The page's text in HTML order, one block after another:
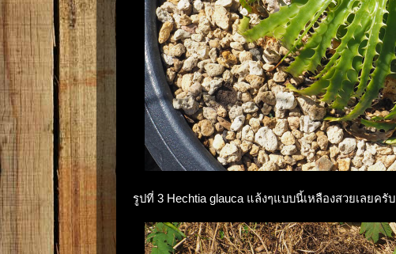
รูปที่ 3 Hechtia glauca แล้งๆแบบนี้เหลืองสวยเลยครับ